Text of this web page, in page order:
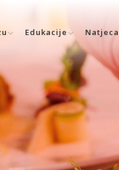
Edukacije